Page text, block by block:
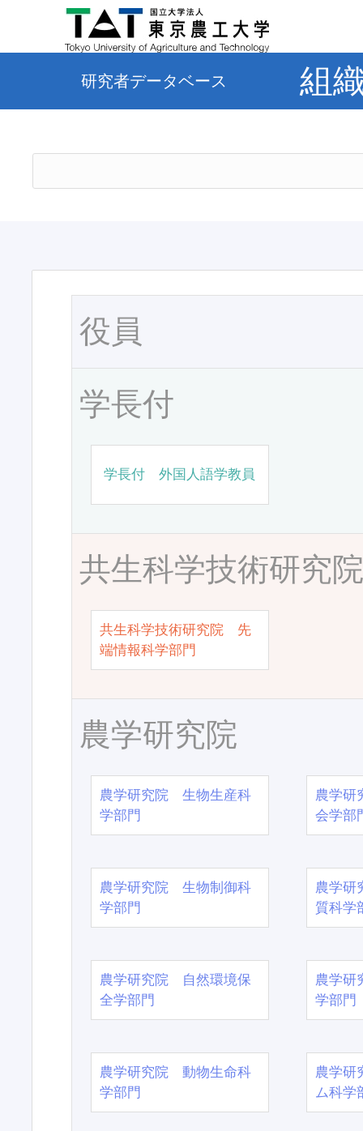
研究者データベース 組
役員
学長付
学長付 外国人語学教員
共生科学技術研究
共生科学技術研究院 先
端情報科学部門
農学研究院
農学研究院 生物生産科
学部門
農学
会学部
農学研究院 生物制御科
学部門
農学
質科学
農学研究院 自然環境保
全学部門
農学
学部門
農学研究院 動物生命科
学部門
農学
ム科学